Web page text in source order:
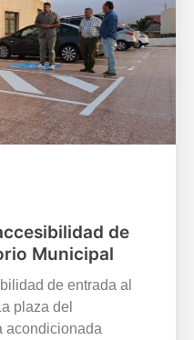
de
Municipal
de entrada al
plaza del
acondicionada